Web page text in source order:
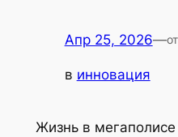
Апр 25, 2026—
в инновация
Жизнь в